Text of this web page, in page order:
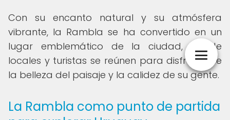
Con su encanto natural y su atmósfera
vibrante, la Rambla se ha convertido en un
lugar emblemático de la ciudad, donde
locales y turistas se reúnen para disfrutar de
la belleza del paisaje y la calidez de su gente.
La Rambla como punto de partida